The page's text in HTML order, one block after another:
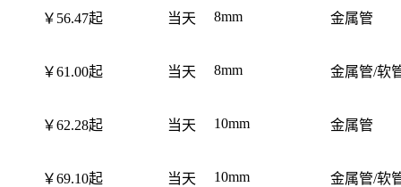
￥56.47起 当天 8mm 金属管
￥61.00起 当天 8mm 金属管/软
￥62.28起 当天 10mm 金属管
￥69.10起 当天 10mm 金属管/软